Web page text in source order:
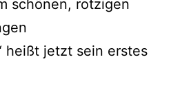
schönen, rotzigen
heißt jetzt sein erstes